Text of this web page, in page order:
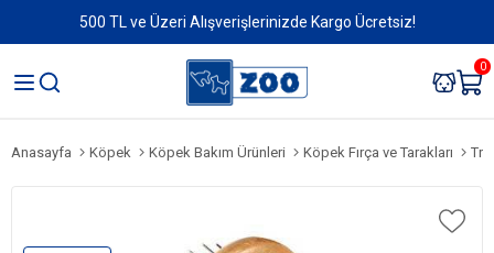
500 TL ve Üzeri Alışverişlerinizde Kargo Ücretsiz!
0
Anasayfa Köpek Köpek Bakım Ürünleri Köpek Fırça ve Tarakları